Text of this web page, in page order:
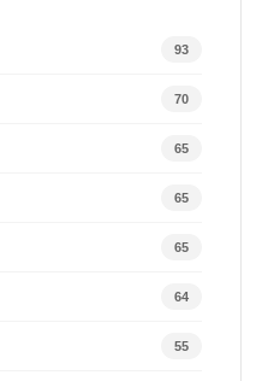
93
70
65
65
65
64
55